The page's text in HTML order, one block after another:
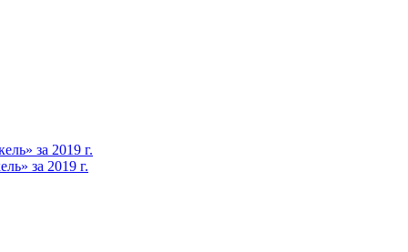
за 2019 г.
за 2019 г.